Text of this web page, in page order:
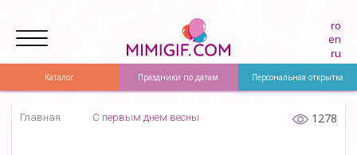
ru
ro
en
Каталог Праздники по датам Персональная открытка
Главная С первым днем весны 1278